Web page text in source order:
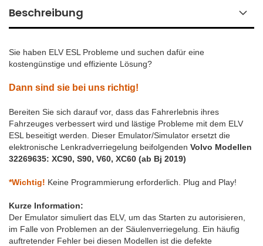
Beschreibung
Sie haben ELV ESL Probleme und suchen dafür eine
kostengünstige und effiziente Lösung?
Dann sind sie bei uns richtig!
Bereiten Sie sich darauf vor, dass das Fahrerlebnis ihres
Fahrzeuges verbessert wird und lästige Probleme mit dem ELV
ESL beseitigt werden.
Dieser Emulator/Simulator ersetzt die
elektronische Lenkradverriegelung beifolgenden Volvo Modellen
32269635: XC90, S90, V60, XC60 (ab Bj 2019)
*Wichtig! Keine Programmierung erforderlich. Plug and Play!
Kurze Information:
Der Emulator simuliert das ELV, um das Starten zu autorisieren,
im Falle von Problemen an der Säulenverriegelung. Ein häufig
auftretender Fehler bei diesen Modellen ist die defekte